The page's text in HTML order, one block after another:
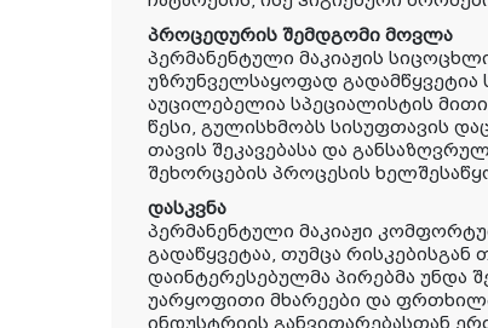
პროცედურის შემდგომი მოვლა
პერმანენტული მაკიაჟის
უზრუნველსაყოფად
აუცილებელია სპეციალისტის
წესი, გულისხმობს სისუფთავის
თავის შეკავებასა და
შეხორცების პროცესის
დასკვნა
პერმანენტული მაკიაჟი
გადაწყვეტაა, თუმცა
დაინტერესებულმა პირებმა უნდა
უარყოფითი მხარეები და
ინდუსტრიის განვითარებასთან